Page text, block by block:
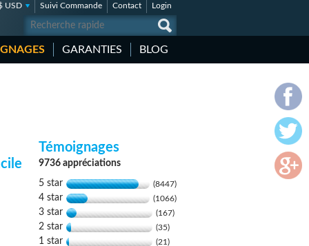
USD Suivi Commande Contact Login
GARANTIES BLOG
Témoignages
9736 appréciations
5 star (8447)
4 star (1066)
3 star (167)
2 star (35)
1 star (21)